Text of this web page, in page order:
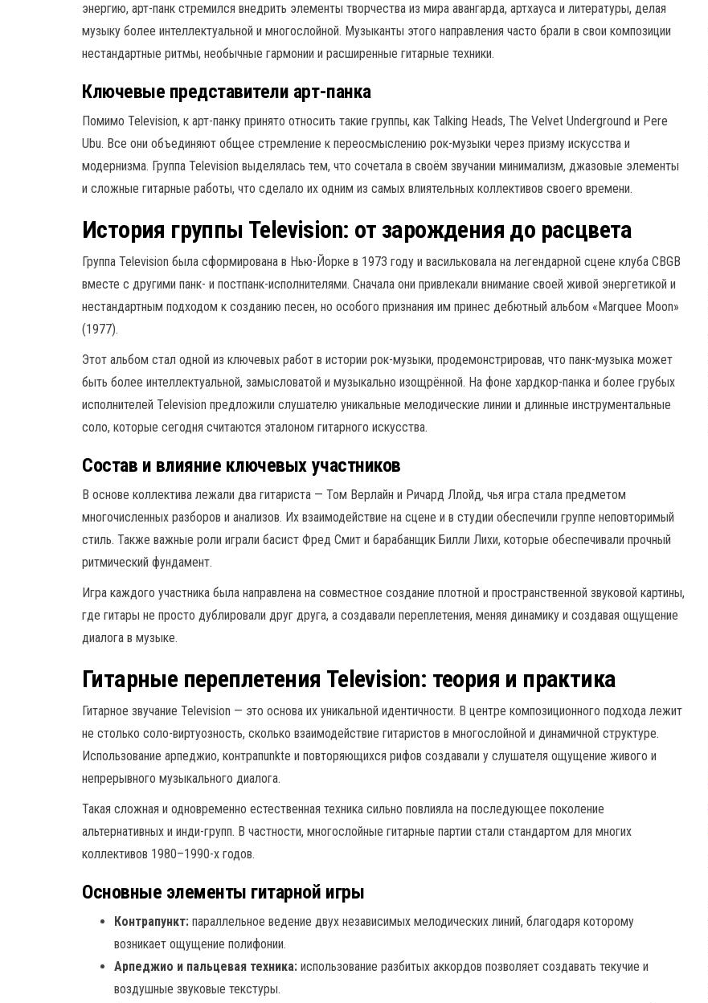
энергию, арт-панк стремился внедрить элементы творчества из мира авангарда, артхауса и литературы, делая
музыку более интеллектуальной и многослойной. Музыканты этого направления часто брали в свои композиции
нестандартные ритмы, необычные гармонии и расширенные гитарные техники.
Ключевые представители арт-панка
Помимо Television, к арт-панку принято относить такие группы, как Talking Heads, The Velvet Underground и Pere
Ubu. Все они объединяют общее стремление к переосмыслению рок-музыки через призму искусства и
модернизма. Группа Television выделялась тем, что сочетала в своём звучании минимализм, джазовые элементы
и сложные гитарные работы, что сделало их одним из самых влиятельных коллективов своего времени.
История группы Television: от зарождения до расцвета
Группа Television была сформирована в Нью-Йорке в 1973 году и васильковала на легендарной сцене клуба CBGB
вместе с другими панк- и постпанк-исполнителями. Сначала они привлекали внимание своей живой энергетикой и
нестандартным подходом к созданию песен, но особого признания им принес дебютный альбом «Marquee Moon»
(1977).
Этот альбом стал одной из ключевых работ в истории рок-музыки, продемонстрировав, что панк-музыка может
быть более интеллектуальной, замысловатой и музыкально изощрённой. На фоне хардкор-панка и более грубых
исполнителей Television предложили слушателю уникальные мелодические линии и длинные инструментальные
соло, которые сегодня считаются эталоном гитарного искусства.
Состав и влияние ключевых участников
В основе коллектива лежали два гитариста — Том Верлайн и Ричард Ллойд, чья игра стала предметом
многочисленных разборов и анализов. Их взаимодействие на сцене и в студии обеспечили группе неповторимый
стиль. Также важные роли играли басист Фред Смит и барабанщик Билли Лихи, которые обеспечивали прочный
ритмический фундамент.
Игра каждого участника была направлена на совместное создание плотной и пространственной звуковой картины,
где гитары не просто дублировали друг друга, а создавали переплетения, меняя динамику и создавая ощущение
диалога в музыке.
Гитарные переплетения Television: теория и практика
Гитарное звучание Television — это основа их уникальной идентичности. В центре композиционного подхода лежит
не столько соло-виртуозность, сколько взаимодействие гитаристов в многослойной и динамичной структуре.
Использование арпеджио, контрапunkte и повторяющихся рифов создавали у слушателя ощущение живого и
непрерывного музыкального диалога.
Такая сложная и одновременно естественная техника сильно повлияла на последующее поколение
альтернативных и инди-групп. В частности, многослойные гитарные партии стали стандартом для многих
коллективов 1980–1990-х годов.
Основные элементы гитарной игры
Контрапункт: параллельное ведение двух независимых мелодических линий, благодаря которому
возникает ощущение полифонии.
Арпеджио и пальцевая техника: использование разбитых аккордов позволяет создавать текучие и
воздушные звуковые текстуры.